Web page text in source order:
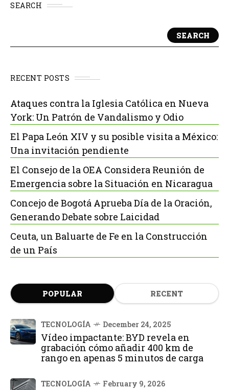
SEARCH
SEARCH
RECENT POSTS
Ataques contra la Iglesia Católica en Nueva
York: Un Patrón de Vandalismo y Odio
El Papa León XIV y su posible visita a México:
Una invitación pendiente
El Consejo de la OEA Considera Reunión de
Emergencia sobre la Situación en Nicaragua
Concejo de Bogotá Aprueba Día de la Oración,
Generando Debate sobre Laicidad
Ceuta, un Baluarte de Fe en la Construcción
de un País
POPULAR RECENT
TECNOLOGÍA December 24, 2025
Vídeo impactante: BYD revela en
grabación cómo añadir 400 km de
rango en apenas 5 minutos de carga
TECNOLOGÍA February 9, 2026